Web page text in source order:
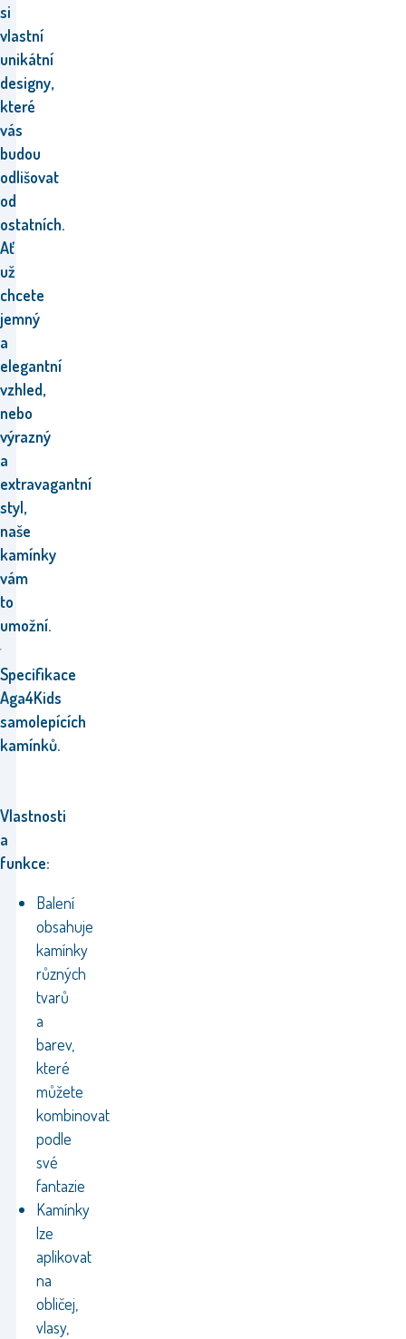
si
vlastní
unikátní
designy,
které
vás
budou
odlišovat
od
ostatních.
Ať
už
chcete
jemný
a
elegantní
vzhled,
nebo
výrazný
a
extravagantní
styl,
naše
kamínky
vám
to
umožní.
Specifikace
Aga4Kids
samolepících
kamínků.
Vlastnosti
a
funkce:
Balení
obsahuje
kamínky
různých
tvarů
a
barev,
které
můžete
kombinovat
podle
své
fantazie
Kamínky
lze
aplikovat
na
obličej,
vlasy,